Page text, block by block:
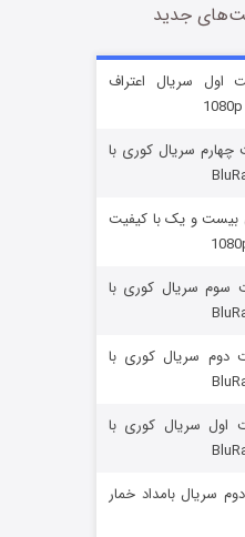
زشت
منتشر شد
شهر مرده ۳
جدید
اول سریال اعتراف
چهارم سریال کوری با
بیست و یک با کیفیت
سوم سریال کوری با
دوم سریال کوری با
اول سریال کوری با
سریال بامداد خمار